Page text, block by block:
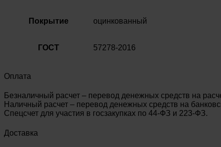
Покрытие оцинкованный
ГОСТ 57278-2016
Оплата
Безналичный расчет – перевод денежных средств на
Наличный расчет – перевод денежных средств на
Спецсчет для участия в госзакупках по 44-ФЗ и 223-ФЗ.
Доставка